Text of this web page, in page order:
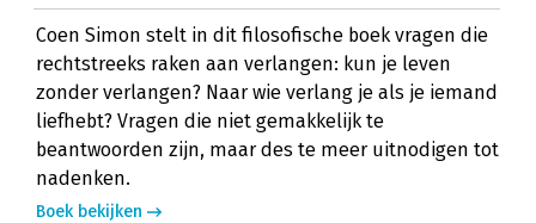
Coen Simon stelt in dit filosofische boek vragen die
rechtstreeks raken aan verlangen: kun je leven
zonder verlangen? Naar wie verlang je als je iemand
liefhebt? Vragen die niet gemakkelijk te
beantwoorden zijn, maar des te meer uitnodigen tot
nadenken.
Boek bekijken